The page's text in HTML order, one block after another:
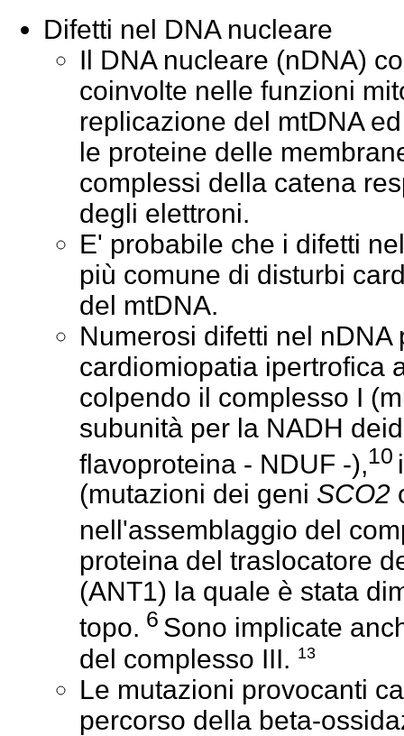
Difetti nel DNA nucleare
Il DNA nucleare (nDNA)
coinvolte nelle funzioni
replicazione del mtDNA
le proteine delle
complessi della catena
degli elettroni.
E' probabile che i difetti
più comune di disturbi
del mtDNA.
Numerosi difetti nel
cardiomiopatia ipertrofica
colpendo il complesso I
subunità per la NADH
flavoproteina - NDUF -),10
(mutazioni dei geni SCO2
nell'assemblaggio del
proteina del traslocatore
(ANT1) la quale è stata
topo. 6 Sono implicate
del complesso III. 13
Le mutazioni provocanti
percorso della beta-